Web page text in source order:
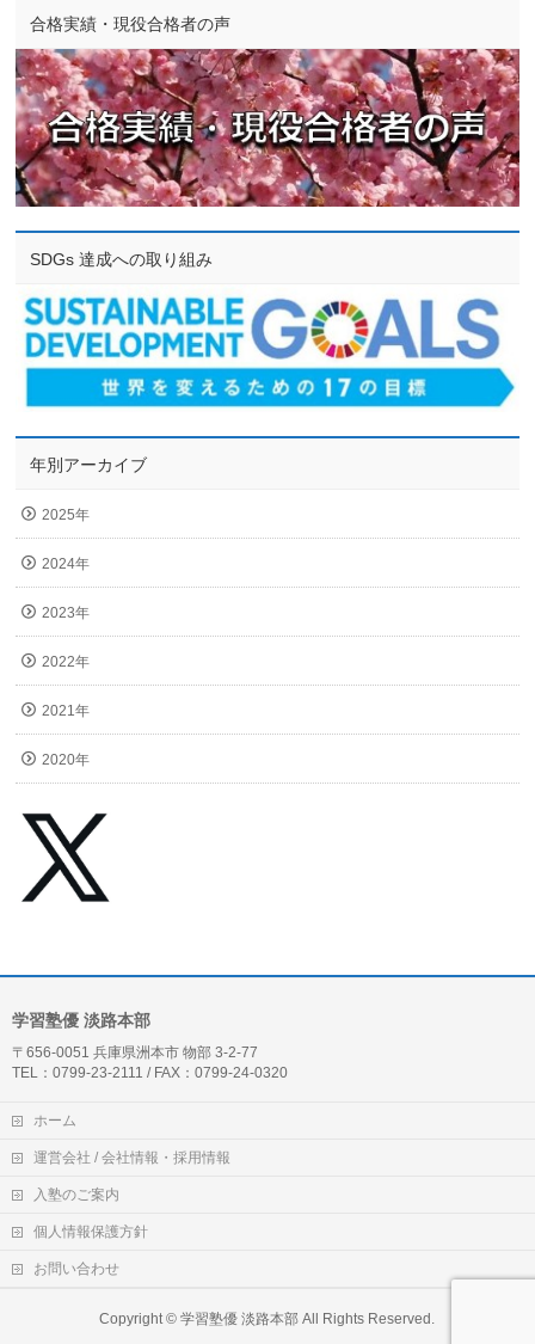
合格実績・現役合格者の声
SDGs 達成への取り組み
年別アーカイブ
2025年
2024年
2023年
2022年
2021年
2020年
学習塾優 淡路本部
〒656-0051 兵庫県洲本市 物部 3-2-77
TEL：0799-23-2111 / FAX：0799-24-0320
ホーム
運営会社 / 会社情報・採用情報
入塾のご案内
個人情報保護方針
お問い合わせ
Copyright ©学習塾優 淡路本部 All Rights Reserved.